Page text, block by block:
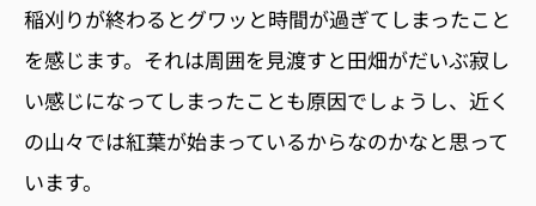
稲刈りが終わるとグワッと時間が過ぎてしまったこと
を感じます。それは周囲を見渡すと田畑がだいぶ寂し
い感じになってしまったことも原因でしょうし、近く
の山々では紅葉が始まっているからなのかなと思って
います。